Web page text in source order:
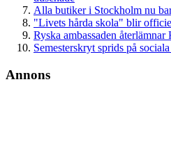
Alla butiker i Stockholm nu
"Livets hårda skola" blir
Ryska ambassaden
Semesterskryt sprids på
Annons